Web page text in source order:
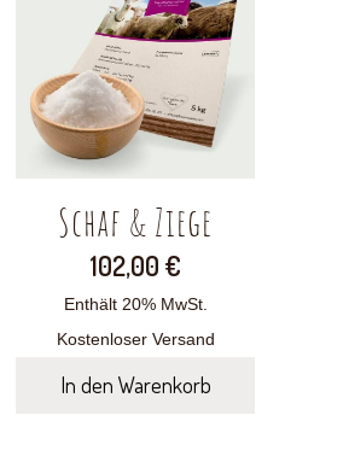
Schaf & Ziege
102,00 €
Enthält 20% MwSt.
Kostenloser Versand
In den Warenkorb